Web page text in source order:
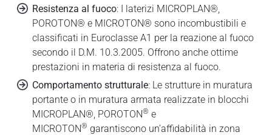
Resistenza al fuoco: I laterizi MICROPLAN®,
POROTON® e MICROTON® sono incombustibili e
classificati in Euroclasse A1 per la reazione al fuoco
secondo il D.M. 10.3.2005. Offrono anche ottime
prestazioni in materia di resistenza al fuoco.
Comportamento strutturale: Le strutture in muratura
portante o in muratura armata realizzate in blocchi
MICROPLAN®, POROTON® e
MICROTON® garantiscono un’affidabilità in zona